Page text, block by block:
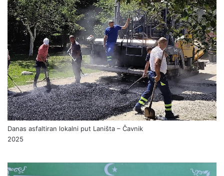
Danas asfaltiran lokalni put Laništa – Čavnik
2025